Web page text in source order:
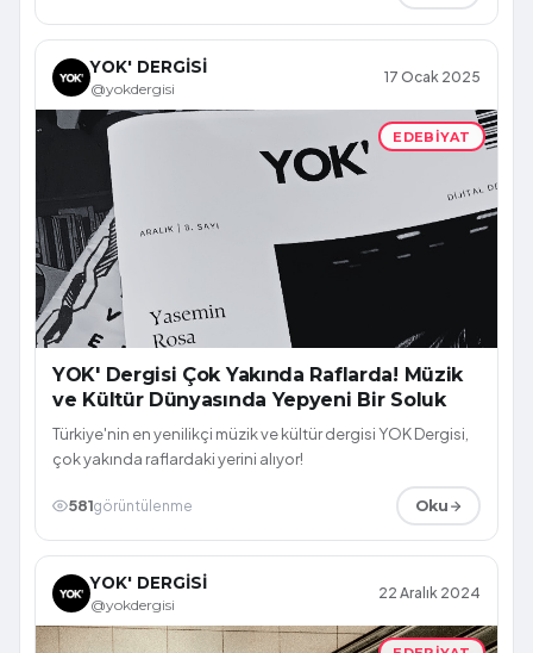
YOK' DERGİSİ
@yokdergisi
17 Ocak 2025
EDEBIYAT
YOK' Dergisi Çok Yakında Raflarda! Müzik
ve Kültür Dünyasında Yepyeni Bir Soluk
Türkiye'nin en yenilikçi müzik ve kültür dergisi YOK Dergisi,
çok yakında raflardaki yerini alıyor!
581görüntülenme Oku
YOK' DERGİSİ
@yokdergisi
22 Aralık 2024